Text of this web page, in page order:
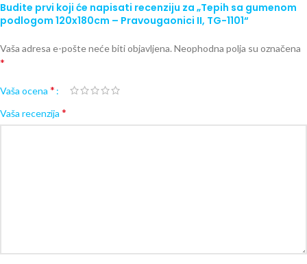
Budite prvi koji će napisati recenziju za „Tepih sa gumenom
podlogom 120x180cm – Pravougaonici II, TG-1101“
Vaša adresa e-pošte neće biti objavljena. Neophodna polja su označena
*
Vaša ocena *
Vaša recenzija *